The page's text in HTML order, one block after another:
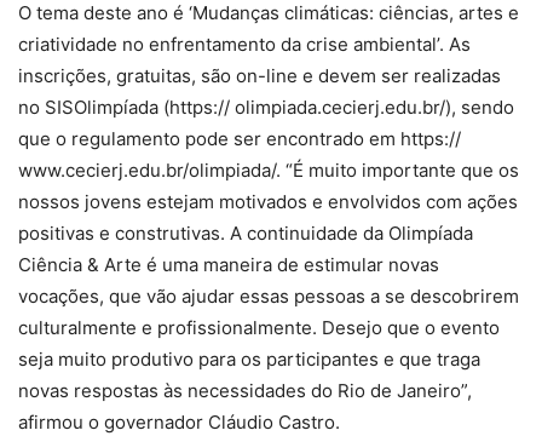
O tema deste ano é ‘Mudanças climáticas: ciências, artes e
criatividade no enfrentamento da crise ambiental’. As
inscrições, gratuitas, são on-line e devem ser realizadas
no SISOlimpíada (https:// olimpiada.cecierj.edu.br/), sendo
que o regulamento pode ser encontrado em https://
www.cecierj.edu.br/olimpiada/. “É muito importante que os
nossos jovens estejam motivados e envolvidos com ações
positivas e construtivas. A continuidade da Olimpíada
Ciência & Arte é uma maneira de estimular novas
vocações, que vão ajudar essas pessoas a se descobrirem
culturalmente e profissionalmente. Desejo que o evento
seja muito produtivo para os participantes e que traga
novas respostas às necessidades do Rio de Janeiro”,
afirmou o governador Cláudio Castro.